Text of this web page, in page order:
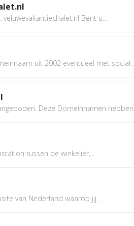
Bent u...
uit 2002 eventueel met social...
Deze Domeinnamen hebben...
tussen de winkelier,...
van Nederland waarop jij...